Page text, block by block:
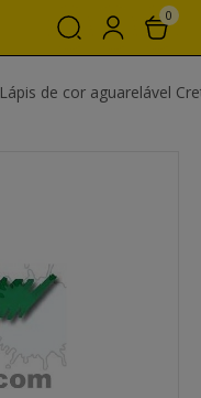
0
Lápis de cor aguarelável